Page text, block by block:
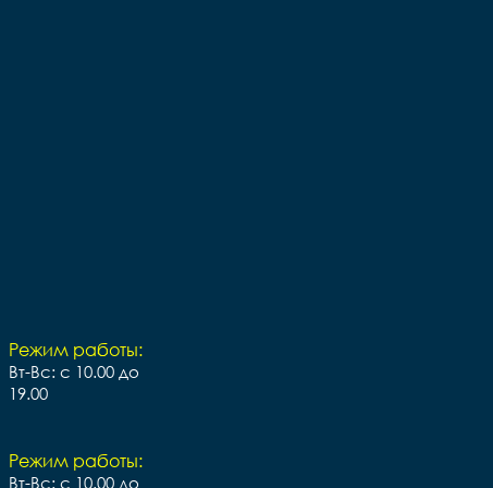
Режим работы:
Вт-Вс: с 10.00 до
19.00
Режим работы:
Вт-Вс: с 10.00 до